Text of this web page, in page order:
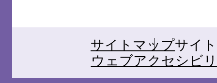
サイトマップサイ
ウェブアクセシビ